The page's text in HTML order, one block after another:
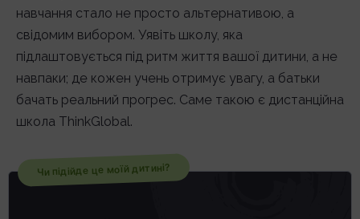
навчання стало не просто альтернативою, а
свідомим вибором. Уявіть школу, яка
підлаштовується під ритм життя вашої дитини, а не
навпаки; де кожен учень отримує увагу, а батьки
бачать реальний прогрес. Саме такою є дистанційна
школа ThinkGlobal.
Чи підійде це моїй дитині?